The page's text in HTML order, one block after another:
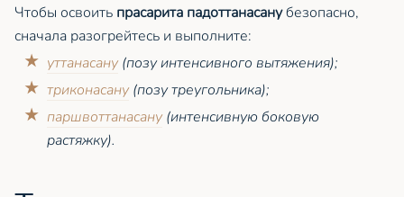
Чтобы освоить прасарита падоттанасанубезопасно,
сначала разогрейтесь и выполните:
уттанасану(позу интенсивного вытяжения);
триконасану(позу треугольника);
паршвоттанасану(интенсивную боковую
растяжку).